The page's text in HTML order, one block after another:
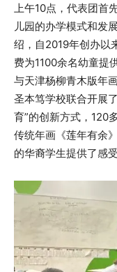
上午10点，代表团首
儿园的办学模式和发
绍，自2019年创办以
费为1100余名幼童提
与天津杨柳青木版年
圣本笃学校联合开展
育”的创新方式，120
传统年画《莲年有余
的华裔学生提供了感